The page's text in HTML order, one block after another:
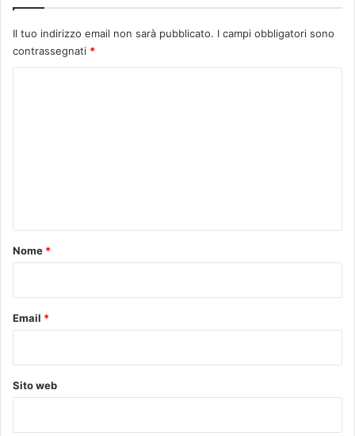
t
i
e
r
c
i
i
Il tuo indirizzo email non sarà pubblicato. I campi obbligatori sono
contrassegnati *
o
Nome *
Email *
Sito web